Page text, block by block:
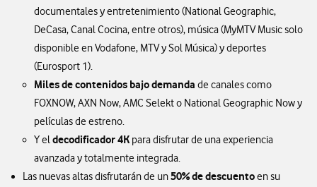
documentales y entretenimiento (National Geographic,
DeCasa, Canal Cocina, entre otros), música (MyMTV Music solo
disponible en Vodafone, MTV y Sol Música) y deportes
(Eurosport 1).
Miles de contenidos bajo demanda de canales como
FOXNOW, AXN Now, AMC Selekt o National Geographic Now y
películas de estreno.
Y eldecodificador 4K para disfrutar de una experiencia
avanzada y totalmente integrada.
Las nuevas altas disfrutarán de un50% de descuentoen su